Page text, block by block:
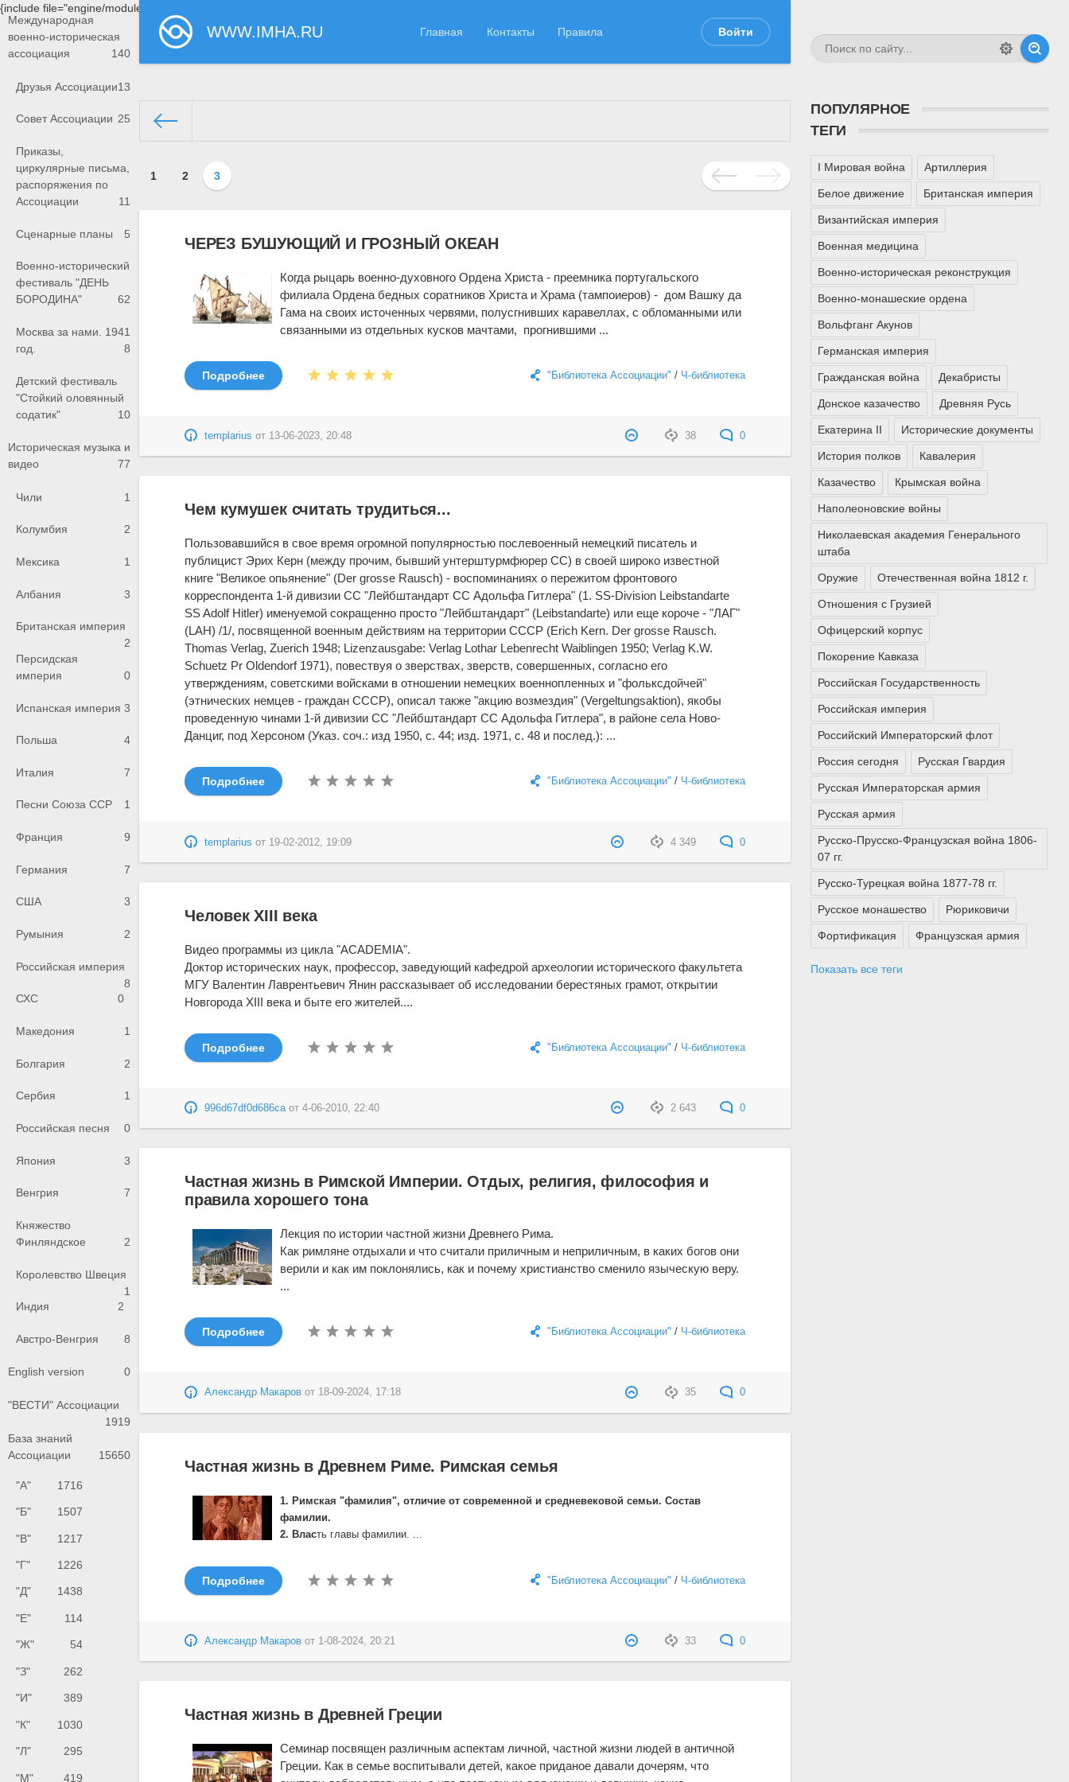
{include file="engine/modules/saperu/head.php"}
WWW.IMHA.RU Главная Контакты Правила Войти
Международная
военно-историческая
ассоциация
140
Друзья Ассоциации13
Совет Ассоциации 25
Приказы,
циркулярные письма,
распоряжения по
Ассоциации
11
Сценарные планы 5
Военно-исторический
фестиваль "ДЕНЬ
БОРОДИНА"
62
Москва за нами. 1941
год.
8
Детский фестиваль
"Стойкий оловянный
содатик"
10
Историческая музыка и
видео
77
Чили 1
Колумбия 2
Мексика 1
Албания 3
Британская империя
2
Персидская
империя
0
Испанская империя 3
Польша 4
Италия 7
Песни Союза ССР 1
Франция 9
Германия 7
США 3
Румыния 2
Российская империя
8
СХС
0
Македония 1
Болгария 2
Сербия 1
Российская песня 0
Япония 3
Венгрия 7
Княжество
Финляндское
2
Королевство Швеция
1
Индия
2
Австро-Венгрия 8
English version 0
"ВЕСТИ" Ассоциации
1919
База знаний
Ассоциации
15650
"А" 1716
"Б" 1507
"В" 1217
"Г" 1226
"Д" 1438
"Е" 114
"Ж" 54
"З" 262
"И" 389
"К" 1030
"Л" 295
"М" 419
1 2 3
ЧЕРЕЗ БУШУЮЩИЙ И ГРОЗНЫЙ ОКЕАН
Когда рыцарь военно-духовного Ордена Христа - преемника португальского
филиала Ордена бедных соратников Христа и Храма (тампоиеров) - дом Вашку да
Гама на своих источенных червями, полусгнивших каравеллах, с обломанными или
связанными из отдельных кусков мачтами, прогнившими ...
"Библиотека Ассоциации" / Ч-библиотека
Подробнее
38 0
templarius от 13-06-2023, 20:48
Чем кумушек считать трудиться...
Пользовавшийся в свое время огромной популярностью послевоенный немецкий писатель и
публицист Эрих Керн (между прочим, бывший унтерштурмфюрер СС) в своей широко известной
книге "Великое опьянение" (Der grosse Rausch) - воспоминаниях о пережитом фронтового
корреспондента 1-й дивизии СС "Лейбштандарт СС Адольфа Гитлера" (1. SS-Division Leibstandarte
SS Adolf Hitler) именуемой сокращенно просто "Лейбштандарт" (Leibstandarte) или еще короче - "ЛАГ"
(LAH) /1/, посвященной военным действиям на территории СССР (Erich Kern. Der grosse Rausch.
Thomas Verlag, Zuerich 1948; Lizenzausgabe: Verlag Lothar Lebenrecht Waiblingen 1950; Verlag K.W.
Schuetz Pr Oldendorf 1971), повествуя о зверствах, зверств, совершенных, согласно его
утверждениям, советскими войсками в отношении немецких военнопленных и "фольксдойчей"
(этнических немцев - граждан СССР), описал также "акцию возмездия" (Vergeltungsaktion), якобы
проведенную чинами 1-й дивизии СС "Лейбштандарт СС Адольфа Гитлера", в районе села Ново-
Данциг, под Херсоном (Указ. соч.: изд 1950, с. 44; изд. 1971, с. 48 и послед.): ...
"Библиотека Ассоциации" / Ч-библиотека
Подробнее
4 349 0
templarius от 19-02-2012, 19:09
Человек XIII века
Видео программы из цикла "ACADEMIA".
Доктор исторических наук, профессор, заведующий кафедрой археологии исторического факультета
МГУ Валентин Лаврентьевич Янин рассказывает об исследовании берестяных грамот, открытии
Новгорода XIII века и быте его жителей....
"Библиотека Ассоциации" / Ч-библиотека
Подробнее
2 643 0
996d67df0d686caот4-06-2010, 22:40
Частная жизнь в Римской Империи. Отдых, религия, философия и
правила хорошего тона
Лекция по истории частной жизни Древнего Рима.
Как римляне отдыхали и что считали приличным и неприличным, в каких богов они
верили и как им поклонялись, как и почему христианство сменило языческую веру.
...
"Библиотека Ассоциации" / Ч-библиотека
Подробнее
35 0
Александр Макаров от 18-09-2024, 17:18
Частная жизнь в Древнем Риме. Римская семья
1. Римская "фамилия", отличие от современной и средневековой семьи. Состав
фамилии.
2. Власть главы фамилии. ...
"Библиотека Ассоциации" / Ч-библиотека
Подробнее
33 0
Александр Макаров от 1-08-2024, 20:21
Частная жизнь в Древней Греции
Семинар посвящен различным аспектам личной, частной жизни людей в античной
Греции. Как в семье воспитывали детей, какое приданое давали дочерям, что
ПОПУЛЯРНОЕ
ТЕГИ
I Мировая война Артиллерия
Белое движение Британская империя
Византийская империя
Военная медицина
Военно-историческая реконструкция
Военно-монашеские ордена
Вольфганг Акунов
Германская империя
Гражданская война Декабристы
Донское казачество Древняя Русь
Екатерина II Исторические документы
История полков Кавалерия
Казачество Крымская война
Наполеоновские войны
Николаевская академия Генерального
штаба
Оружие Отечественная война 1812 г.
Отношения с Грузией
Офицерский корпус
Покорение Кавказа
Российская Государственность
Российская империя
Российский Императорский флот
Россия сегодня Русская Гвардия
Русская Императорская армия
Русская армия
Русско-Прусско-Французская война 1806-
07 гг.
Русско-Турецкая война 1877-78 гг.
Русское монашество Рюриковичи
Фортификация Французская армия
Показать все теги